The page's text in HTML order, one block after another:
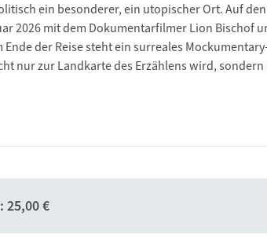
ein besonderer, ein utopischer Ort. Auf
2026 mit dem Dokumentarfilmer Lion Bischof
der Reise steht ein surreales
nur zur Landkarte des Erzählens wird,
25,00 €